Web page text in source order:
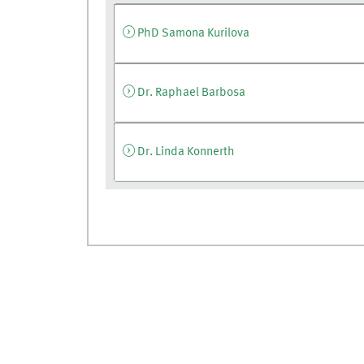
PhD Samona Kurilova
Dr. Raphael Barbosa
Dr. Linda Konnerth